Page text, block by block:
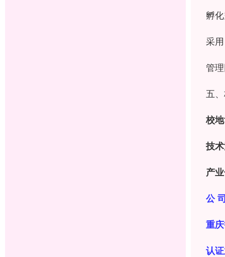
孵
采
管
五
校
技
产
公
重
认